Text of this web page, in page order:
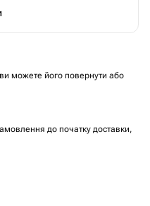
можете його повернути або
до початку доставки,